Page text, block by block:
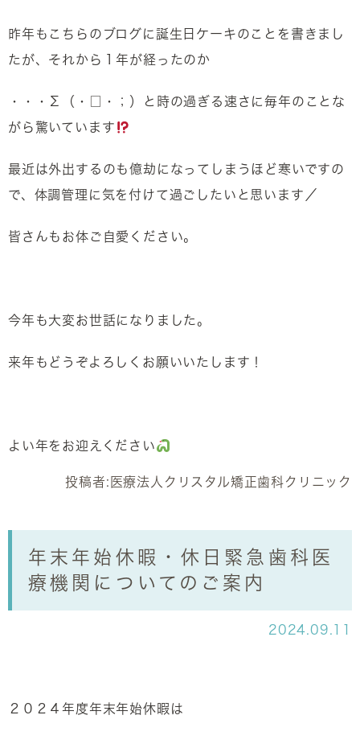
昨年もこちらのブログに誕生日ケーキのことを書きまし
たが、それから１年が経ったのか
・・・Σ（・□・；）と時の過ぎる速さに毎年のことな
がら驚いています
最近は外出するのも億劫になってしまうほど寒いですの
で、体調管理に気を付けて過ごしたいと思います／
皆さんもお体ご自愛ください。
今年も大変お世話になりました。
来年もどうぞよろしくお願いいたします！
よい年をお迎えください
投稿者: 医療法人クリスタル矯正歯科クリニック
年末年始休暇・休日緊急歯科医
療機関についてのご案内
2024.09.11
２０２４年度年末年始休暇は